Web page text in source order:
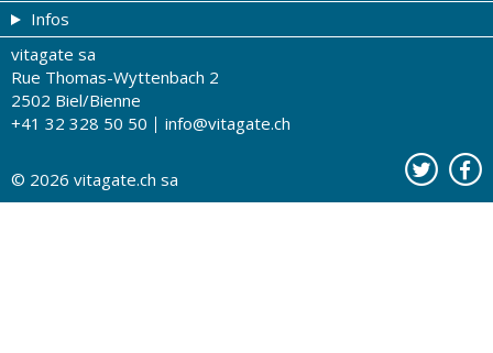
Thèmes de A à Z
Thérapies
La santé sur les ondes
Tests de santé
Coupons
Tribune du droguiste
Recherche de drogueries
Drogueries partenaires
Contact
Infos
Impressum
Conditions d'utilisation
A notre sujet
Publicité sur vitagate.ch
vitagate sa
Rue Thomas-Wyttenbach 2
2502 Biel/Bienne
+41 32 328 50 50
info@vitagate.ch
© 2026 vitagate.ch sa